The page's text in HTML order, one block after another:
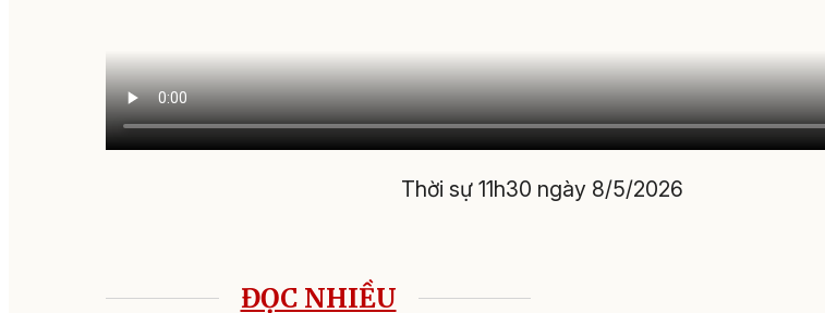
Thời sự 11h30 ngày 8/5/2026
ĐỌC NHIỀU